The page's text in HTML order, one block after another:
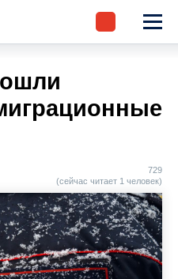
729
(сейчас читает 1 человек)